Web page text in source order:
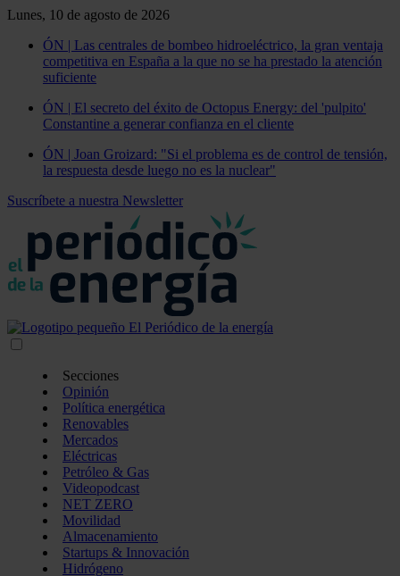
Lunes, 10 de agosto de 2026
ÓN | Las centrales de bombeo hidroeléctrico, la gran ventaja
competitiva en España a la que no se ha prestado la atención
suficiente
ÓN | El secreto del éxito de Octopus Energy: del 'pulpito'
Constantine a generar confianza en el cliente
ÓN | Joan Groizard: "Si el problema es de control de tensión,
la respuesta desde luego no es la nuclear"
Suscríbete a nuestra Newsletter
Secciones
Opinión
Política energética
Renovables
Mercados
Eléctricas
Petróleo & Gas
Videopodcast
NET ZERO
Movilidad
Almacenamiento
Startups & Innovación
Hidrógeno